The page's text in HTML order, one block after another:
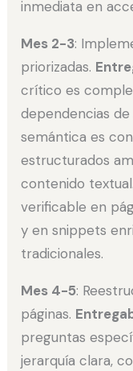
inmediata en
Mes 2-3:
priorizadas.
crítico es
dependencias
semántica es
estructurados
contenido textual.
verificable en
y en snippets
tradicionales.
Mes 4-5:
páginas.
preguntas
jerarquía clara,